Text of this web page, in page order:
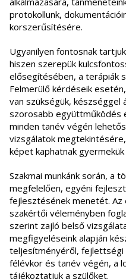
protokollunk,
korszerűsítésére.
Ugyanilyen fontosnak
hiszen szerepük
elősegítésében, a terápiák
Felmerülő kérdéseik
van szükségük, készséggel
szorosabb együttműködés
minden tanév végén
vizsgálatok
képet kaphatnak
Szakmai munkánk során, a
megfelelően, egyéni
fejlesztésének menetét.
szakértői véleményben
szerint zajló belső
megfigyeléseink alapján
teljesítményéről,
félévkor és tanév végén, a
tájékoztatjuk a szülőket.